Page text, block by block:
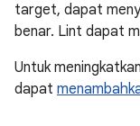
target, dapat
benar. Lint dapat
Untuk
dapat